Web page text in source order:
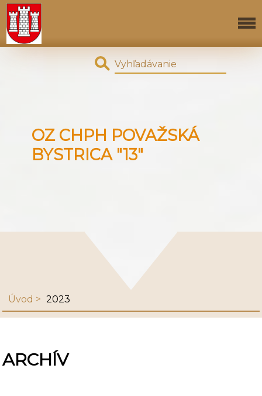
OZ CHPH POVAŽSKÁ
BYSTRICA "13"
Úvod 2023
ARCHÍV